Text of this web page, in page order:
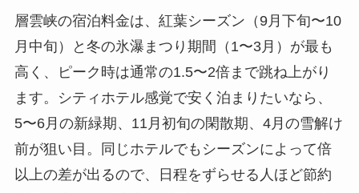
層雲峡の宿泊料金は、紅葉シーズン（9月下旬〜10
月中旬）と冬の氷瀑まつり期間（1〜3月）が最も
高く、ピーク時は通常の1.5〜2倍まで跳ね上がり
ます。シティホテル感覚で安く泊まりたいなら、
5〜6月の新緑期、11月初旬の閑散期、4月の雪解け
前が狙い目。同じホテルでもシーズンによって倍
以上の差が出るので、日程をずらせる人ほど節約